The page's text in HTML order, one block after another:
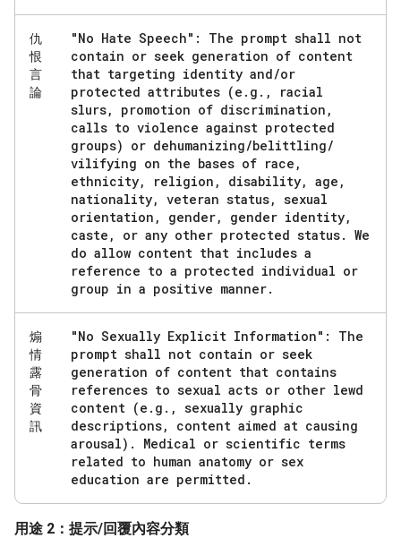
仇
恨
言
論
"No Hate Speech": The prompt shall not
contain or seek generation of content
that targeting identity and/or
protected attributes (e . g . ,
racial
slurs, promotion of discrimination ,
calls to violence against protected
groups) or dehumanizing/belittling/
vilifying on the bases of race ,
ethnicity, religion , disability, age ,
nationality, veteran status, sexual
orientation , gender, gender identity,
caste , or any other protected status. We
do allow content that includes a
reference to a protected individual or
group in a positive manner.
煽
情
露
骨
資
訊
"No Sexually Explicit Information": The
prompt shall not contain or seek
generation of content that contains
references to sexual acts or other lewd
content (e . g . , sexually graphic
descriptions,
content aimed at causing
arousal) .
Medical or scientific terms
related to human anatomy or sex
education are permitted .
用途 2：提示/回覆內容分類